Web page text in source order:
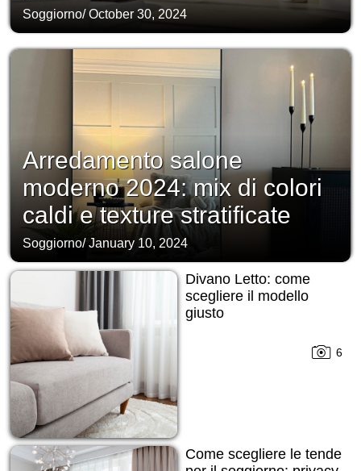
Soggiorno/October 30, 2024
Arredamento salone
moderno 2024: mix di colori
caldi e texture stratificate
Soggiorno/January 10, 2024
Divano Letto: come
scegliere il modello
giusto
6
Come scegliere le tende